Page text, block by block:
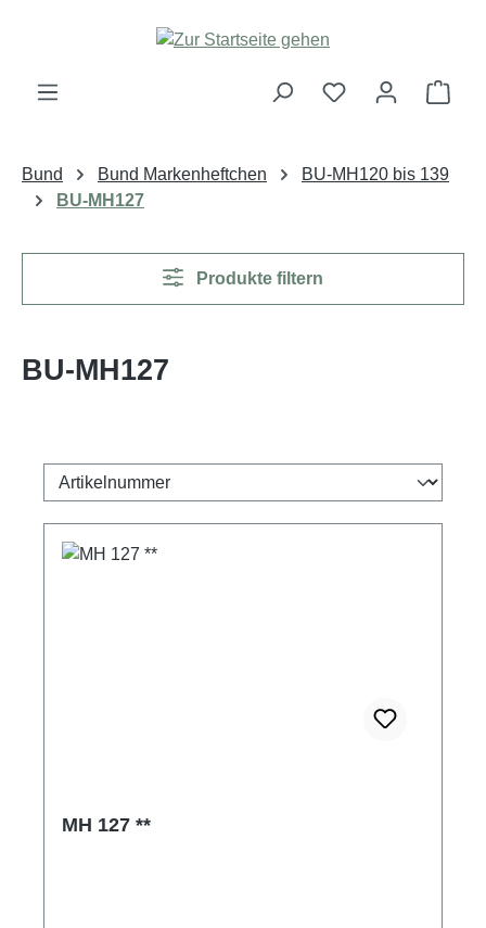
Zum Hauptinhalt springen
Bund Bund Markenheftchen
BU-MH120 bis 139
BU-MH127
Produkte filtern
BU-MH127
MH 127 **